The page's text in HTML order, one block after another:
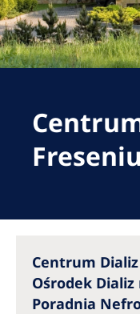
Romania
Russia
Serbia
Slovenia
Spain
Switzerland
United Kingdom
Asia Pacific
Centrum
Ośrodek Dializ
Poradnia